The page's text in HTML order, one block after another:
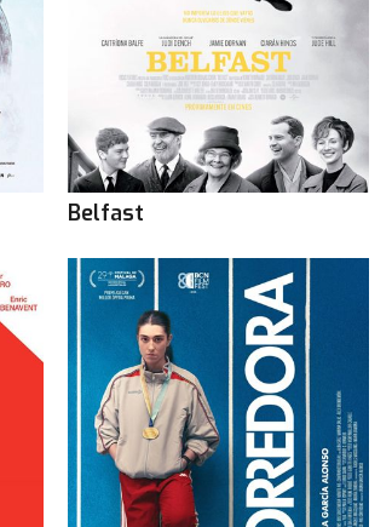
Belfast